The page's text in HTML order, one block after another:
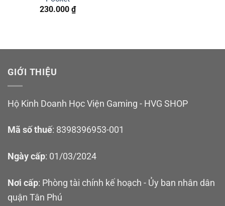
230.000 ₫
GIỚI THIỆU
Hộ Kinh Doanh Học Viện Gaming - HVG SHOP
Mã số thuế: 8398396953-001
Ngày cấp: 01/03/2024
Nơi cấp: Phòng tài chính kế hoạch - Ủy ban nhân dân
quận Tân Phú